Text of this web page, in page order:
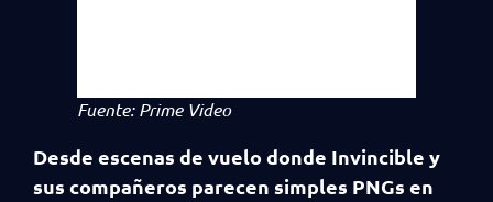
Fuente: Prime Video
Desde escenas de vuelo donde Invincible y
sus compañeros parecen simples PNGs en